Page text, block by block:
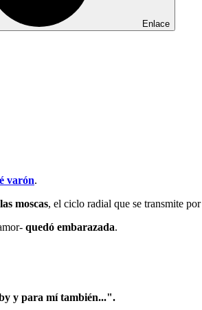
Enlace
varón.
moscas, el ciclo radial que se transmite por
quedó embarazada.
y para mí también...".